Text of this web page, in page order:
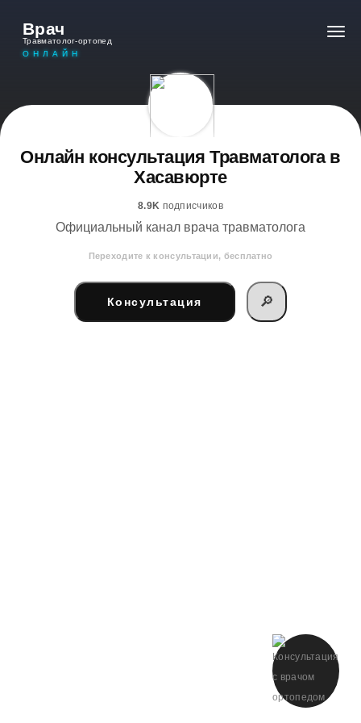
Врач
Травматолог-ортопед
ОНЛАЙН
Онлайн консультация Травматолога в
Хасавюрте
8.9K подписчиков
Официальный канал врача травматолога
Переходите к консультации, бесплатно
Консультация 🔎